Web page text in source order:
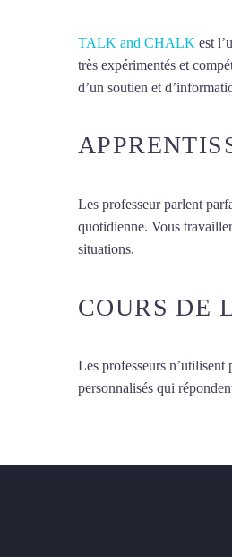
TALK and CHALK est
très expérimentés et
d’un soutien et
Les professeur parlent
quotidienne. Vous
situations.
COURS DE
Les professeurs n’utilisent
personnalisés qui